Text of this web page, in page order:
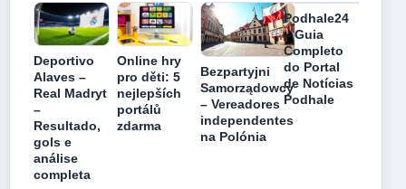
Deportivo
Alaves –
Real Madryt
–
Resultado,
gols e
análise
completa
Online hry
pro děti: 5
nejlepších
portálů
zdarma
Bezpartyjni
Samorządowcy
– Vereadores
independentes
na Polónia
Podhale24
– Guia
Completo
do Portal
de Notícias
Podhale